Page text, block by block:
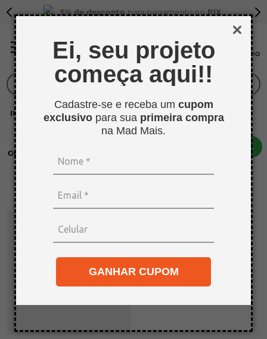
Ei, seu projeto
começa aqui!!
Cadastre-se e receba um cupom
exclusivopara sua primeira compra
na Mad Mais.
GANHAR CUPOM
.
5% de desconto para pagamento no PIX
O que você procura?
ETRURIA
Organizar por
TERMOS MAIS BUSCADOS
compensado naval
napa
mdf 15mm
puxador
bagum